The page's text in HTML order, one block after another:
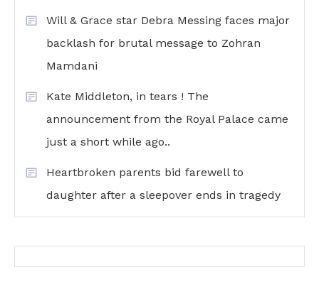
Will & Grace star Debra Messing faces major
backlash for brutal message to Zohran
Mamdani
Kate Middleton, in tears ! The
announcement from the Royal Palace came
just a short while ago..
Heartbroken parents bid farewell to
daughter after a sleepover ends in tragedy